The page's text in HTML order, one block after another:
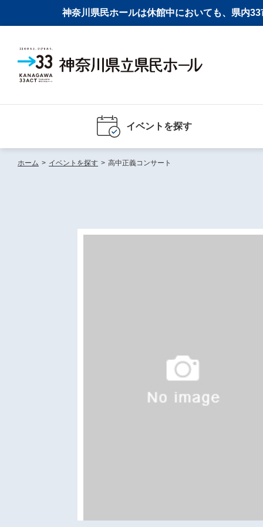
神奈川県民ホールは休館中においても、県内
イベントを探す
ホーム > イベントを探す > 高中正義コンサート